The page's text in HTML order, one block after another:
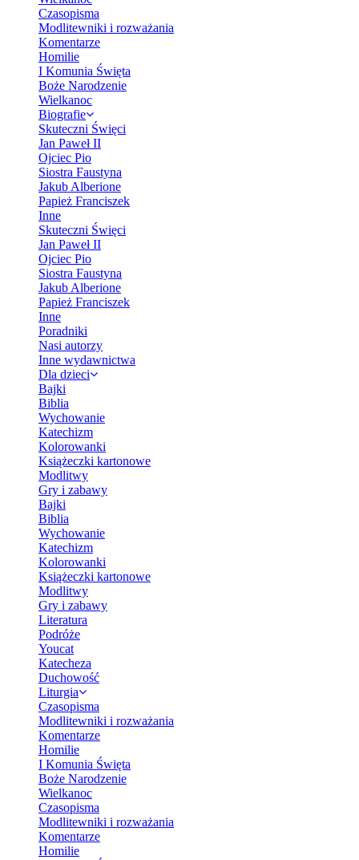
Czasopisma
Modlitewniki i rozważania
Komentarze
Homilie
I Komunia Święta
Boże Narodzenie
Wielkanoc
Biografie
Skuteczni Święci
Jan Paweł II
Ojciec Pio
Siostra Faustyna
Jakub Alberione
Papież Franciszek
Inne
Skuteczni Święci
Jan Paweł II
Ojciec Pio
Siostra Faustyna
Jakub Alberione
Papież Franciszek
Inne
Poradniki
Nasi autorzy
Inne wydawnictwa
Dla dzieci
Bajki
Biblia
Wychowanie
Katechizm
Kolorowanki
Książeczki kartonowe
Modlitwy
Gry i zabawy
Bajki
Biblia
Wychowanie
Katechizm
Kolorowanki
Książeczki kartonowe
Modlitwy
Gry i zabawy
Literatura
Podróże
Youcat
Katecheza
Duchowość
Liturgia
Czasopisma
Modlitewniki i rozważania
Komentarze
Homilie
I Komunia Święta
Boże Narodzenie
Wielkanoc
Czasopisma
Modlitewniki i rozważania
Komentarze
Homilie